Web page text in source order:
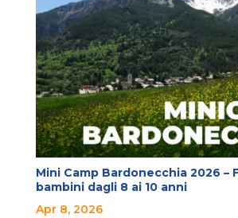
Mini Camp Bardonecchia 2026 –
bambini dagli 8 ai 10 anni
Apr 8, 2026